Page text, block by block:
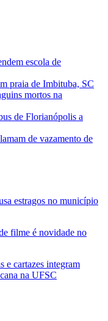
escola de
praia de Imbituba, SC
mortos na
de Florianópolis a
de vazamento de
estragos no município
filme é novidade no
e cartazes integram
na UFSC